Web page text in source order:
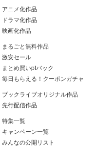
アニメ化作品
ドラマ化作品
映画化作品
まるごと無料作品
激安セール
まとめ買いptバック
毎日もらえる！クーポンガチャ
ブックライブオリジナル作品
先行配信作品
特集一覧
キャンペーン一覧
みんなの公開リスト